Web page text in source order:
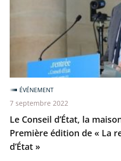
service
Première
édition
de
«
La
rentrée
Le Conseil d’État, la
Première édition de « La
d’État »
ÉVÉNEMENT
7 septembre 2022